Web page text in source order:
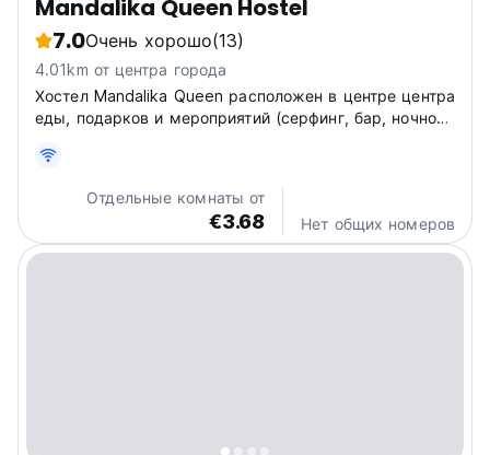
Mandalika Queen Hostel
7.0Очень хорошо(13)
4.01km от центра города
Хостел Mandalika Queen расположен в центре центра
еды, подарков и мероприятий (серфинг, бар, ночной
Отдельные комнаты от
€3.68 Нет общих номеров